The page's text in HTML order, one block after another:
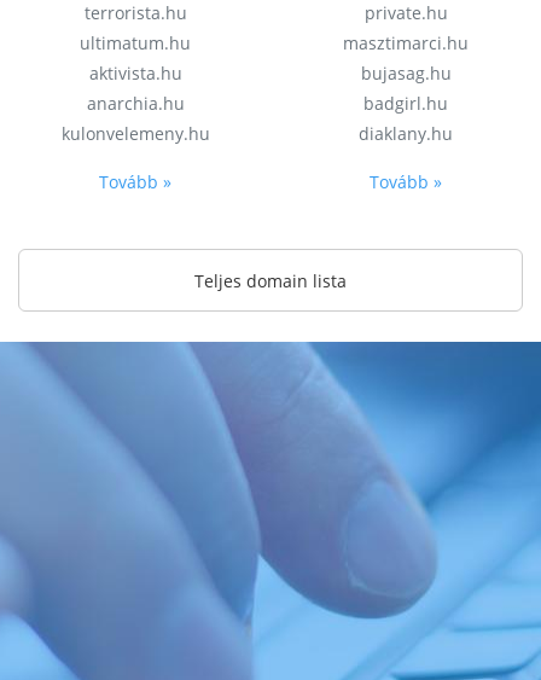
terrorista.hu
ultimatum.hu
aktivista.hu
anarchia.hu
kulonvelemeny.hu
Tovább »
private.hu
masztimarci.hu
bujasag.hu
badgirl.hu
diaklany.hu
Tovább »
Teljes domain lista